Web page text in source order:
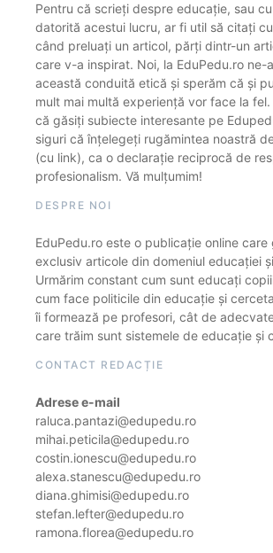
Pentru că scrieți despre educație, sau
datorită acestui lucru, ar fi util să citați
când preluați un articol, părți dintr-un
care v-a inspirat. Noi, la EduPedu.ro ne-
această conduită etică și sperăm că și
mult mai multă experiență vor face la
că găsiți subiecte interesante pe
siguri că înțelegeți rugămintea noastră
(cu link), ca o declarație reciprocă de
profesionalism. Vă mulțumim!
DESPRE NOI
EduPedu.ro este o publicație online
exclusiv articole din domeniul educației
Urmărim constant cum sunt educați
cum face politicile din educație și
îi formează pe profesori, cât de
care trăim sunt sistemele de educație și
CONTACT REDACȚIE
Adrese e-mail
raluca.pantazi@edupedu.ro
mihai.peticila@edupedu.ro
costin.ionescu@edupedu.ro
alexa.stanescu@edupedu.ro
diana.ghimisi@edupedu.ro
stefan.lefter@edupedu.ro
ramona.florea@edupedu.ro